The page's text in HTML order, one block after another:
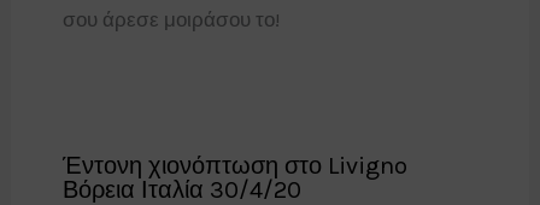
σου άρεσε μοιράσου το!
Έντονη χιονόπτωση στο Livigno
Βόρεια Ιταλία 30/4/20